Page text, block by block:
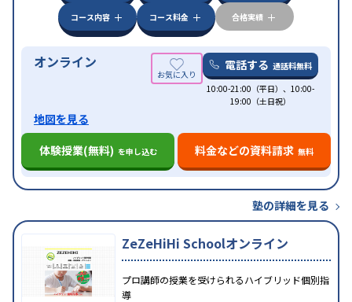
コース内容
コース料金 合格実績
オンライン 電話する 通話料無料
10:00-21:00（平日）、10:00-
19:00（土日祝）
地図を見る
体験授業(無料) を申し込む 料金などの資料請求 無料
塾の詳細を見る
ZeZeHiHi Schoolオンライン
プロ講師の授業を受けられるハイブリッド個別指
導